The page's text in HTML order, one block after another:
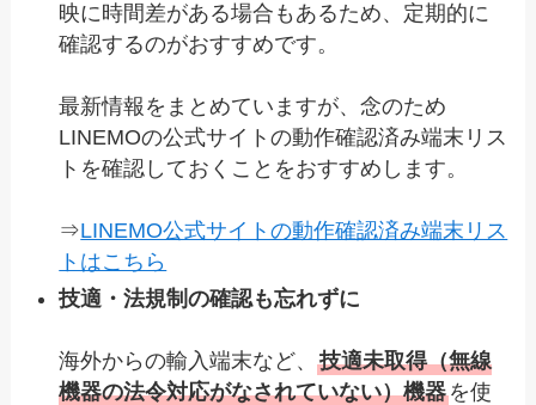
映に時間差がある場合もあるため、定期的に
確認するのがおすすめです。
最新情報をまとめていますが、念のため
LINEMOの公式サイトの動作確認済み端末リス
トを確認しておくことをおすすめします。
⇒LINEMO公式サイトの動作確認済み端末リス
トはこちら
技適・法規制の確認も忘れずに
海外からの輸入端末など、技適未取得（無線
機器の法令対応がなされていない）機器を使